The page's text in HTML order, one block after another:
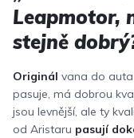
Leapmotor,
stejně
Originál vana do
pasuje, má dobrou
jsou levnější, ale ty
od Aristaru pasují